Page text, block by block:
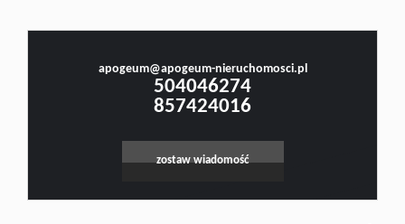
apogeum@apogeum-nieruchomosci.pl
504046274
857424016
zostaw wiadomość